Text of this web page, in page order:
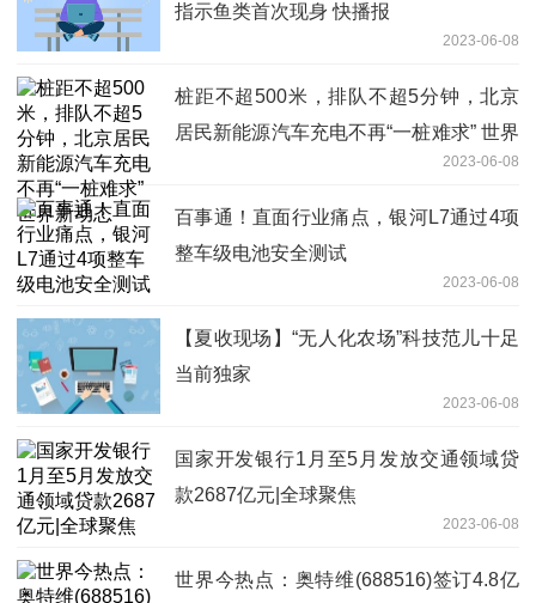
指示鱼类首次现身 快播报
2023-06-08
桩距不超500米，排队不超5分钟，北京
居民新能源汽车充电不再“一桩难求” 世界
2023-06-08
百事通！直面行业痛点，银河L7通过4项
整车级电池安全测试
2023-06-08
【夏收现场】“无人化农场”科技范儿十足
当前独家
2023-06-08
国家开发银行1月至5月发放交通领域贷
款2687亿元|全球聚焦
2023-06-08
世界今热点：奥特维(688516)签订4.8亿